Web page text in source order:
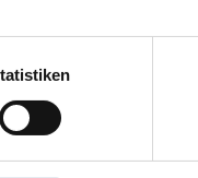
ilibus, sequatio dolorit
emossimusam,